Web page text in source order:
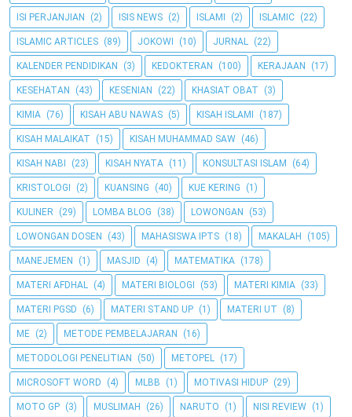
ISI PERJANJIAN (2) ISIS NEWS (2) ISLAMI (2) ISLAMIC (22)
ISLAMIC ARTICLES (89) JOKOWI (10) JURNAL (22)
KALENDER PENDIDIKAN (3) KEDOKTERAN (100) KERAJAAN (17)
KESEHATAN (43) KESENIAN (22) KHASIAT OBAT (3)
KIMIA (76) KISAH ABU NAWAS (5) KISAH ISLAMI (187)
KISAH MALAIKAT (15) KISAH MUHAMMAD SAW (46)
KISAH NABI (23) KISAH NYATA (11) KONSULTASI ISLAM (64)
KRISTOLOGI (2) KUANSING (40) KUE KERING (1)
KULINER (29) LOMBA BLOG (38) LOWONGAN (53)
LOWONGAN DOSEN (43) MAHASISWA IPTS (18) MAKALAH (105)
MANEJEMEN (1) MASJID (4) MATEMATIKA (178)
MATERI AFDHAL (4) MATERI BIOLOGI (53) MATERI KIMIA (33)
MATERI PGSD (6) MATERI STAND UP (1) MATERI UT (8)
ME (2) METODE PEMBELAJARAN (16)
METODOLOGI PENELITIAN (50) METOPEL (17)
MICROSOFT WORD (4) MLBB (1) MOTIVASI HIDUP (29)
MOTO GP (3) MUSLIMAH (26) NARUTO (1) NISI REVIEW (1)